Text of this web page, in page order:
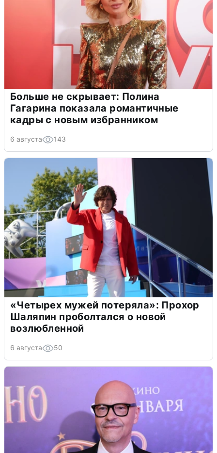
Больше не скрывает: Полина
Гагарина показала романтичные
кадры с новым избранником
6 августа 143
«Четырех мужей потеряла»: Прохор
Шаляпин проболтался о новой
возлюбленной
6 августа 50